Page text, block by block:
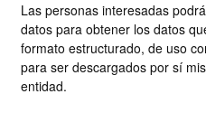
Las personas interesadas
datos para obtener los datos
formato estructurado, de uso
para ser descargados por sí
entidad.